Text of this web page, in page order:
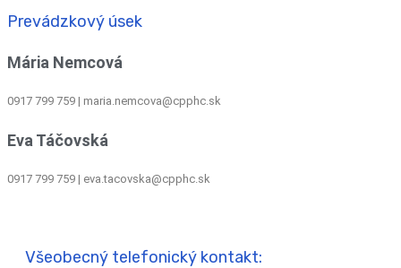
Prevádzkový úsek
Mária Nemcová
0917 799 759 | maria.nemcova@cpphc.sk
Eva Táčovská
0917 799 759 | eva.tacovska@cpphc.sk
Všeobecný telefonický kontakt: